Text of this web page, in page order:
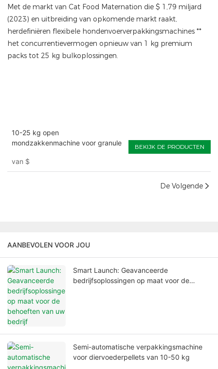
Met de markt van Cat Food Maternation die $ 1,79 miljard
(2023) en uitbreiding van opkomende markt raakt,
herdefiniëren flexibele hondenvoerverpakkingsmachines **
het concurrentievermogen opnieuw van 1 kg premium
packs tot 25 kg bulkoplossingen.
10-25 kg open
mondzakkenmachine voor granule
van $
BEKIJK DE PRODUCTEN
De Volgende
AANBEVOLEN VOOR JOU
Smart Launch: Geavanceerde
bedrijfsoplossingen op maat voor de
Semi-automatische verpakkingsmachine
voor diervoederpellets van 10-50 kg